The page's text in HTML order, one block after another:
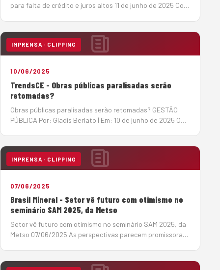
para falta de crédito e juros altos 11 de junho de 2025 Com
soluções de créd…
IMPRENSA · CLIPPING
10/06/2025
TrendsCE - Obras públicas paralisadas serão
retomadas?
Obras públicas paralisadas serão retomadas? GESTÃO
PÚBLICA Por: Gladis Berlato | Em: 10 de junho de 2025 O
paralisadas, algumas delas h&a…
IMPRENSA · CLIPPING
07/06/2025
Brasil Mineral - Setor vê futuro com otimismo no
seminário SAM 2025, da Metso
Setor vê futuro com otimismo no seminário SAM 2025, da
Metso 07/06/2025 As perspectivas parecem promissoras,
os investimentos devem somar R$ 1,02 tri…